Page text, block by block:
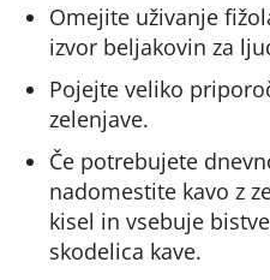
Omejite uživanje
izvor beljakovin za
Pojejte veliko
zelenjave.
Če potrebujete
nadomestite kavo z
kisel in vsebuje
skodelica kave.